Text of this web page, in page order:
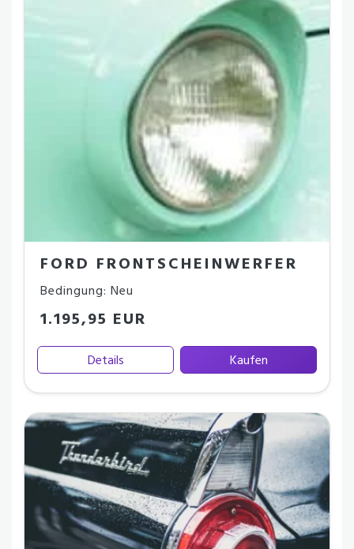
FORD FRONTSCHEINWERFER
Bedingung: Neu
1.195,95 EUR
Details Kaufen